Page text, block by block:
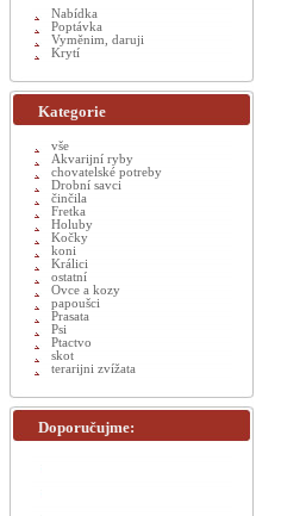
Nabídka
Poptávka
Vyměnim, daruji
Krytí
Kategorie
vše
Akvarijní ryby
chovatelské potreby
Drobní savci
činčila
Fretka
Holuby
Kočky
koni
Králici
ostatní
Ovce a kozy
papoušci
Prasata
Psi
Ptactvo
skot
terarijni zvížata
Doporučujme: